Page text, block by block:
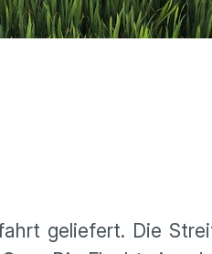
geliefert. Die